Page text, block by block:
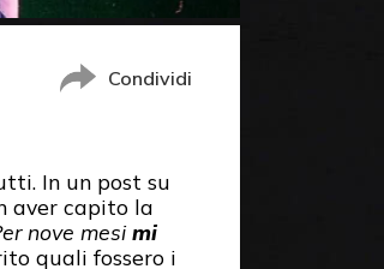
Condividi
In un post su
aver capito la
nove mesimi
quali fossero i